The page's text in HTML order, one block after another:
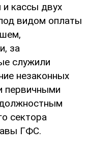
кассы двух
видом оплаты
за
служили
незаконных
первичными
сектора
ГФС.